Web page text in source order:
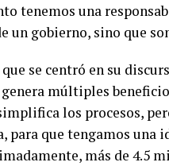
tenemos una
un gobierno, sino que
se centró en su
genera múltiples
los procesos,
para que tengamos
más de 4.5